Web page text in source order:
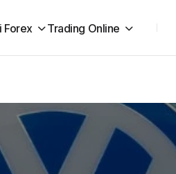
Forex Trading Online